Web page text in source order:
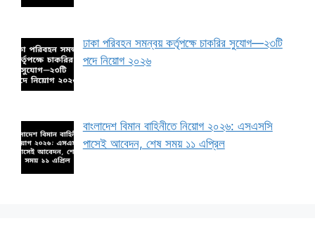
ঢাকা পরিবহন সমন্বয় কর্তৃপক্ষে চাকরির সুযোগ—২৩টি
পদে নিয়োগ ২০২৬
বাংলাদেশ বিমান বাহিনীতে নিয়োগ ২০২৬: এসএসসি
পাসেই আবেদন, শেষ সময় ১১ এপ্রিল